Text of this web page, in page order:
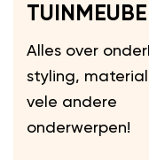
Alles over
styling,
vele andere
onderwerpen!